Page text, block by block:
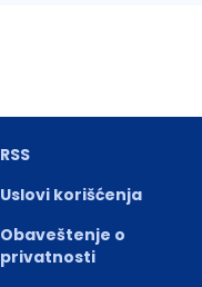
RSS
Uslovi korišćenja
Obaveštenje o
privatnosti